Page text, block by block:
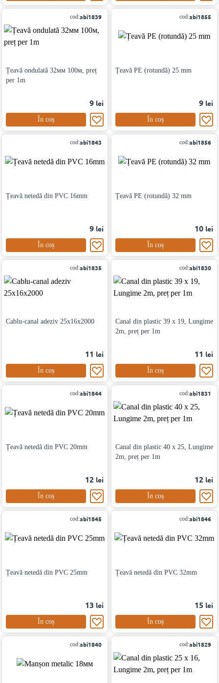
cod:abi1839
Țeavă ondulată 32мм 100м, preț
per 1m
9 lei
În coș
cod:abi1855
Țeavă PE (rotundă) 25 mm
9 lei
În coș
cod:abi1843
Țeavă netedă din PVC 16mm
9 lei
În coș
cod:abi1856
Țeavă PE (rotundă) 32 mm
10 lei
În coș
cod:abi1835
Cablu-canal adeziv 25x16x2000
11 lei
În coș
cod:abi1830
Canal din plastic 39 х 19, Lungime
2m, preț per 1m
11 lei
În coș
cod:abi1844
Țeavă netedă din PVC 20mm
12 lei
În coș
cod:abi1831
Canal din plastic 40 х 25, Lungime
2m, preț per 1m
12 lei
În coș
cod:abi1845
Țeavă netedă din PVC 25mm
13 lei
În coș
cod:abi1846
Țeavă netedă din PVC 32mm
15 lei
În coș
cod:abi1840 cod:abi1829